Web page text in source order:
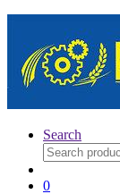
Search
Search
for:
0